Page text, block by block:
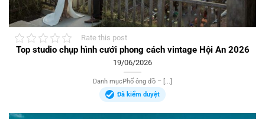
Rate this post
Top studio chụp hình cưới phong cách vintage Hội An 2026
19/06/2026
Danh mụcPhố ông đồ – [...]
Đã kiểm duyệt